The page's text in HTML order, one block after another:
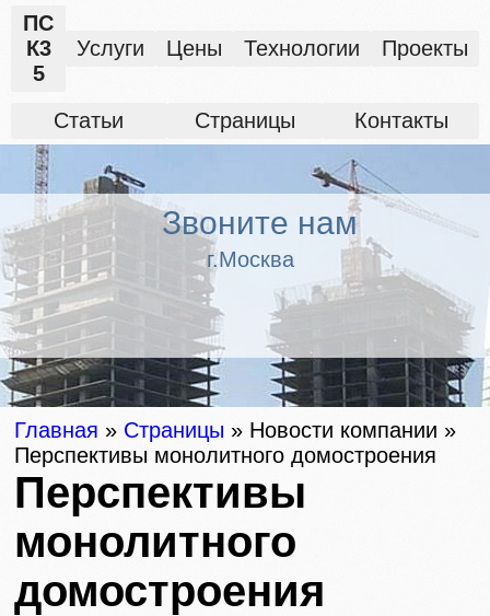
ПС
К3
5
Услуги Цены Технологии Проекты
Статьи Страницы Контакты
Звоните нам
г.Москва
Главная » Страницы » Новости компании »
Перспективы монолитного домостроения
Перспективы
монолитного
домостроения